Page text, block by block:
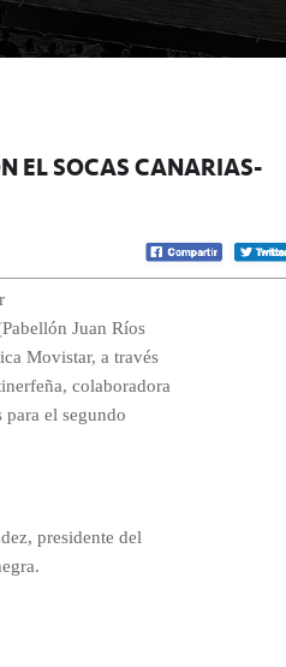
EL SOCAS CANARIAS-
Juan Ríos
Movistar, a través
colaboradora
el segundo
presidente del